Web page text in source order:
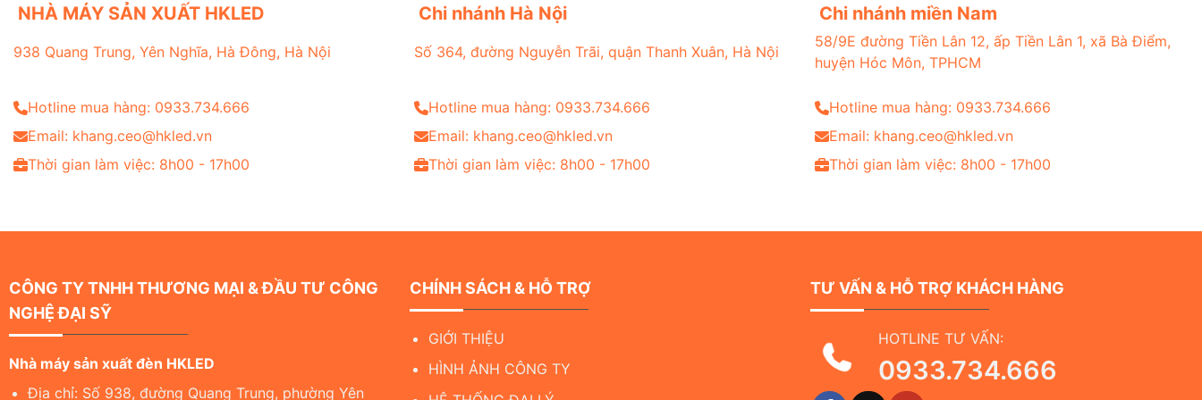
NHÀ MÁY SẢN XUẤT HKLED
938 Quang Trung, Yên Nghĩa, Hà Đông, Hà Nội
Hotline mua hàng: 0933.734.666
Email: khang.ceo@hkled.vn
Thời gian làm việc: 8h00 - 17h00
Chi nhánh Hà Nội
Số 364, đường Nguyễn Trãi, quận Thanh Xuân, Hà Nội
Hotline mua hàng: 0933.734.666
Email: khang.ceo@hkled.vn
Thời gian làm việc: 8h00 - 17h00
Chi nhánh miền Nam
58/9E đường Tiền Lân 12, ấp Tiền Lân 1, xã Bà Điểm,
huyện Hóc Môn, TPHCM
Hotline mua hàng: 0933.734.666
Email: khang.ceo@hkled.vn
Thời gian làm việc: 8h00 - 17h00
CÔNG TY TNHH THƯƠNG MẠI & ĐẦU TƯ CÔNG
NGHỆ ĐẠI SỸ
Nhà máy sản xuất đèn HKLED
Địa chỉ: Số 938, đường Quang Trung, phường Yên
CHÍNH SÁCH & HỖ TRỢ
GIỚI THIỆU
HÌNH ẢNH CÔNG TY
TƯ VẤN & HỖ TRỢ KHÁCH HÀNG
HOTLINE TƯ VẤN:
0933.734.666